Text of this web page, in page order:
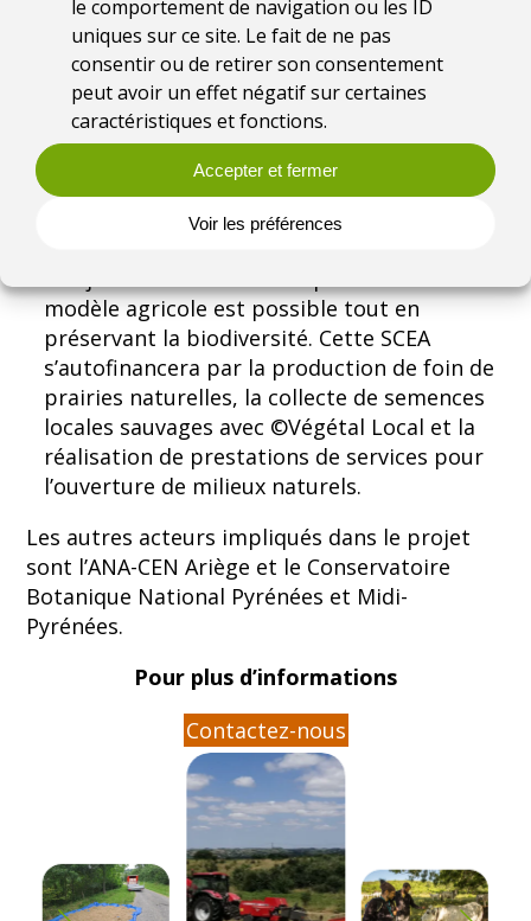
le comportement de navigation ou les ID
uniques sur ce site. Le fait de ne pas
consentir ou de retirer son consentement
peut avoir un effet négatif sur certaines
caractéristiques et fonctions.
Accepter et fermer
Voir les préférences
l’échelle de chaque exploitation afin
d’améliorer le potentiel d’accueil de la
biodiversité au sein même du système de
production agricole ;
L’expérimentation d’une Société Civile
d’Exploitation Agricole
valorisation des ressources naturelles et à la
modèle agricole est possible tout en
préservant la biodiversité. Cette SCEA
s’autofinancera par la production de foin de
prairies naturelles, la collecte de semences
locales sauvages avec ©Végétal Local et la
réalisation de prestations de services pour
l’ouverture de milieux naturels.
Les autres acteurs impliqués dans le projet
sont l’ANA-CEN Ariège et le Conservatoire
Botanique National Pyrénées et Midi-
Pyrénées.
Pour plus d’informations
Contactez-nous